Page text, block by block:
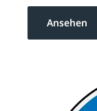
Ansehen